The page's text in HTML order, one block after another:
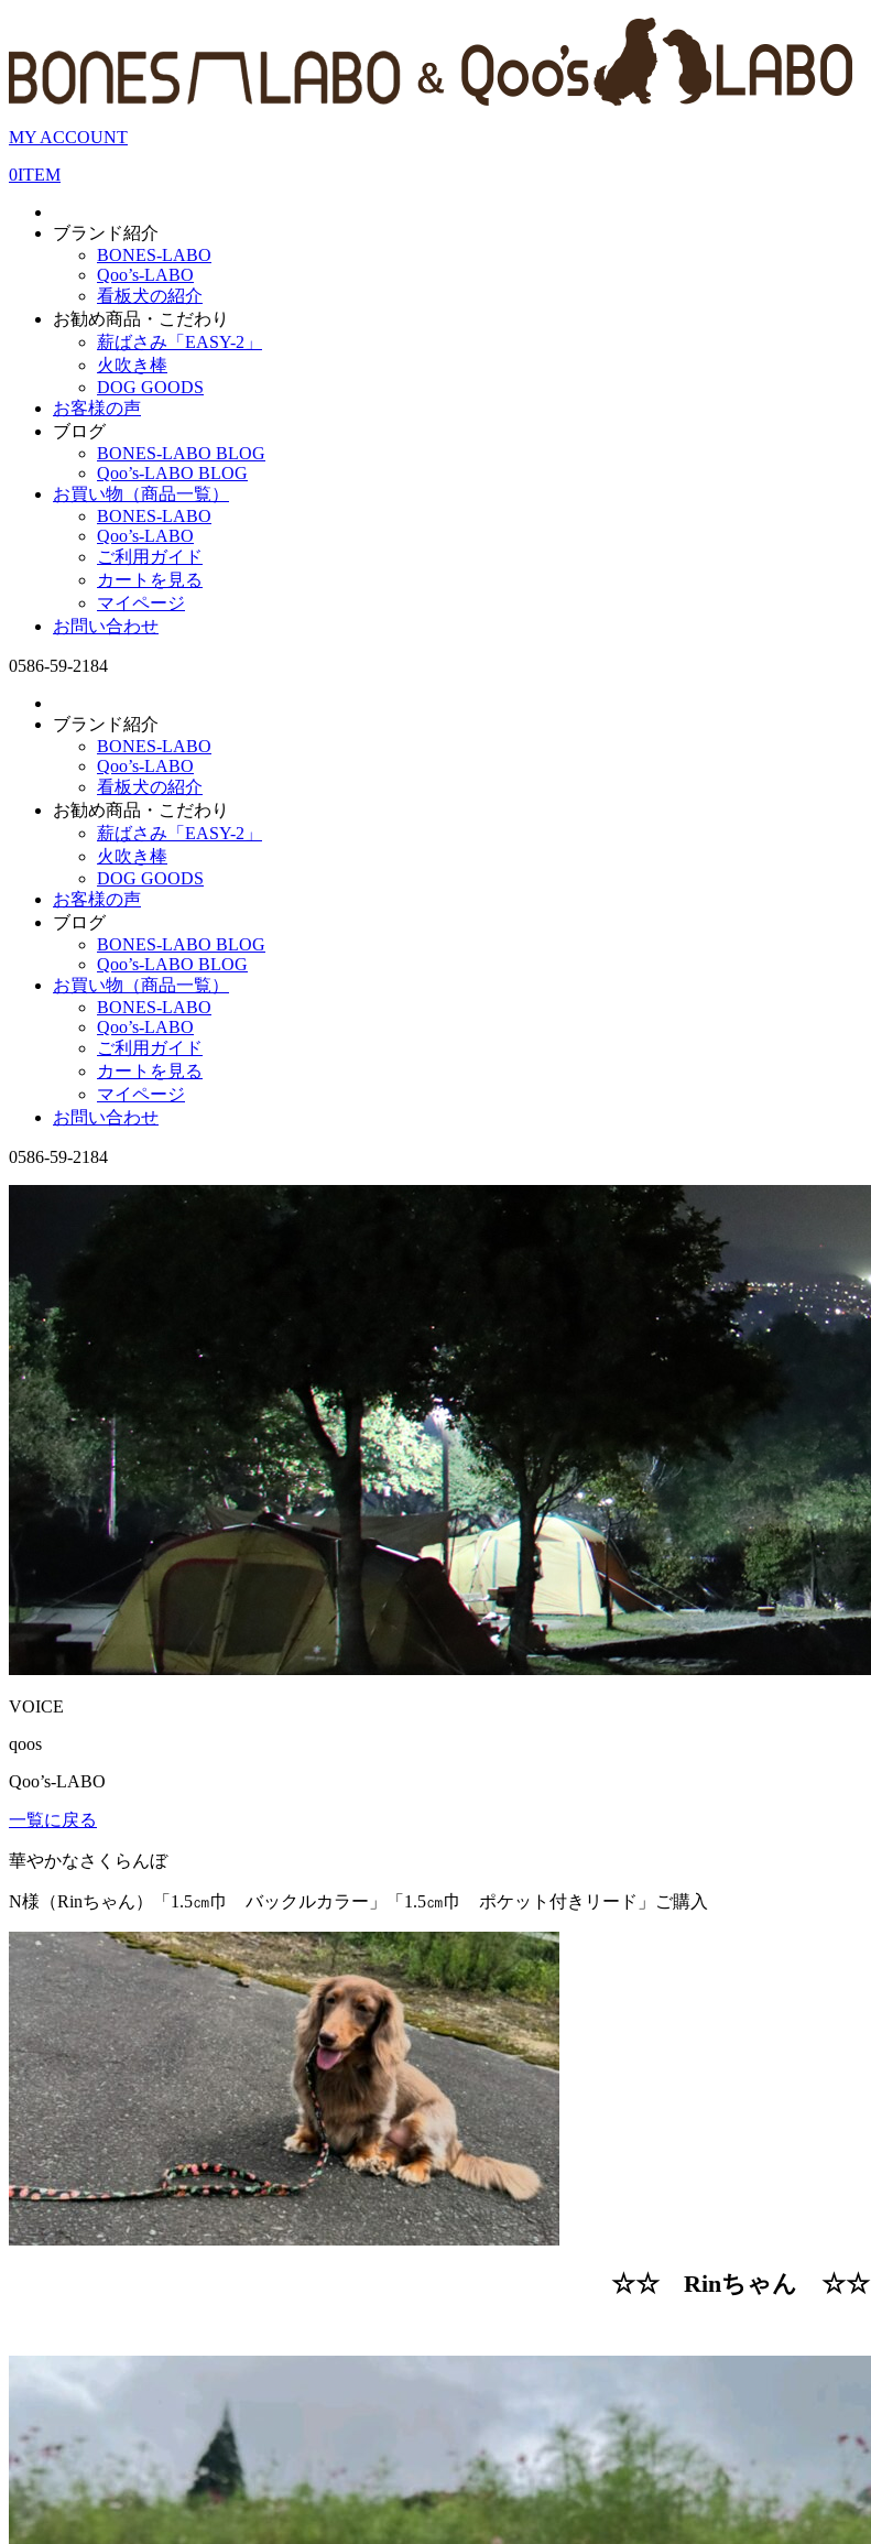
MY ACCOUNT
0ITEM
ブランド紹介
BONES-LABO
Qoo’s-LABO
看板犬の紹介
お勧め商品・こだわり
薪ばさみ「EASY-2」
火吹き棒
DOG GOODS
お客様の声
ブログ
BONES-LABO BLOG
Qoo’s-LABO BLOG
お買い物（商品一覧）
BONES-LABO
Qoo’s-LABO
ご利用ガイド
カートを見る
マイページ
お問い合わせ
0586-59-2184
ブランド紹介
BONES-LABO
Qoo’s-LABO
看板犬の紹介
お勧め商品・こだわり
薪ばさみ「EASY-2」
火吹き棒
DOG GOODS
お客様の声
ブログ
BONES-LABO BLOG
Qoo’s-LABO BLOG
お買い物（商品一覧）
BONES-LABO
Qoo’s-LABO
ご利用ガイド
カートを見る
マイページ
お問い合わせ
0586-59-2184
VOICE
qoos
Qoo’s-LABO
一覧に戻る
華やかなさくらんぼ
N様（Rinちゃん） 「1.5㎝巾 バックルカラー」「1.5㎝巾 ポケット付きリード」ご購入
☆☆ Rinちゃん ☆☆